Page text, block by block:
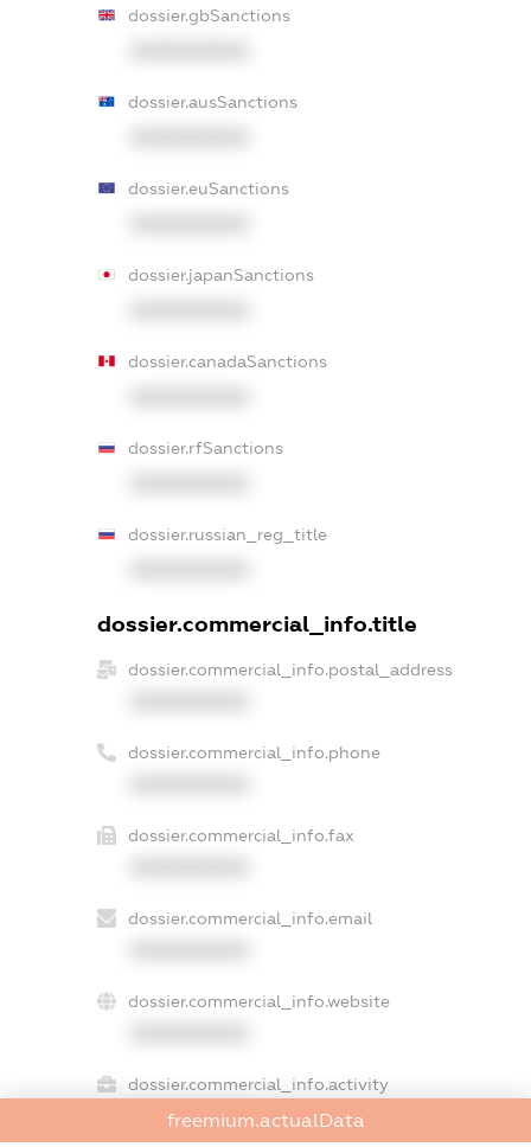
dossier.gbSanctions
dossier.ausSanctions
dossier.euSanctions
dossier.japanSanctions
dossier.canadaSanctions
dossier.rfSanctions
dossier.russian_reg_title
dossier.commercial_info.title
dossier.commercial_info.postal_address
dossier.commercial_info.phone
dossier.commercial_info.fax
dossier.commercial_info.email
dossier.commercial_info.website
dossier.commercial_info.activity
XXXXXXXXXX
freemium.actualData